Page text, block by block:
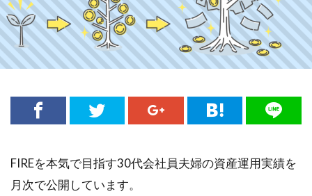
FIREを本気で目指す30代会社員夫婦の資産運用実績を
月次で公開しています。